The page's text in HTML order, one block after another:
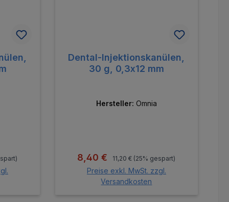
Dental-Injektionskanülen,
30 g, 0,3x12 mm
Hersteller: Omnia
Verkaufspreis:
8,40 € Regulärer Preis:
11,20 € (25% gespart)
Preise exkl. MwSt. zzgl.
Versandkosten